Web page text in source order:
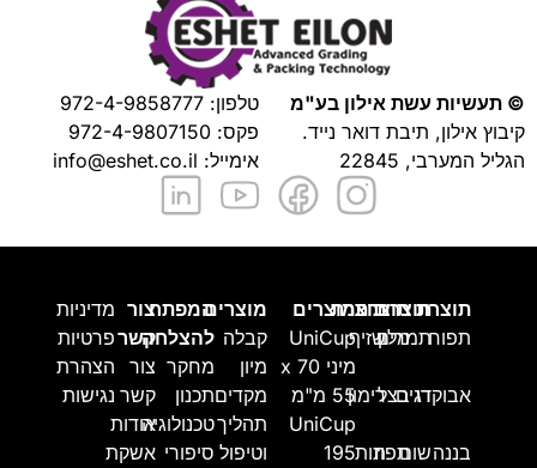
© תעשיות עשת אילון בע"מ
קיבוץ אילון, תיבת דואר נייד.
הגליל המערבי, 22845
טלפון: 972-4-9858777
פקס: 972-4-9807150
אימייל: info@eshet.co.il
תוצרת
תפוח
אבוקדו
בננה
תוצרת
תמרים
דגים
שום
תוצרת
מלון
בצל
תפוז
תוצרת
שזיף
רימון
תות
מוצרים
UniCup
מיני 70 x
55 מ"מ
UniCup
195
מוצרים
קבלה
מיון
מקדים
תהליך
וטיפול
המפתח
להצלחה
מחקר
תכנון
טכנולוגיה
סיפורי
צור
קשר
צור
קשר
אודות
אשקת
מדיניות
פרטיות
הצהרת
נגישות